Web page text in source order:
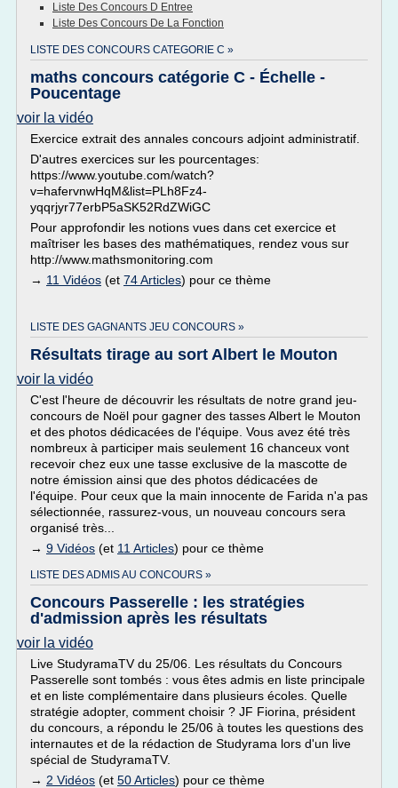
Liste Des Concours D Entree
Liste Des Concours De La Fonction
LISTE DES CONCOURS CATEGORIE C »
maths concours catégorie C - Échelle -
Poucentage
voir la vidéo
Exercice extrait des annales concours adjoint administratif.
D'autres exercices sur les pourcentages:
https://www.youtube.com/watch?
v=hafervnwHqM&list=PLh8Fz4-
yqqrjyr77erbP5aSK52RdZWiGC
Pour approfondir les notions vues dans cet exercice et
maîtriser les bases des mathématiques, rendez vous sur
http://www.mathsmonitoring.com
→ 11 Vidéos (et 74 Articles) pour ce thème
LISTE DES GAGNANTS JEU CONCOURS »
Résultats tirage au sort Albert le Mouton
voir la vidéo
C'est l'heure de découvrir les résultats de notre grand jeu-
concours de Noël pour gagner des tasses Albert le Mouton
et des photos dédicacées de l'équipe. Vous avez été très
nombreux à participer mais seulement 16 chanceux vont
recevoir chez eux une tasse exclusive de la mascotte de
notre émission ainsi que des photos dédicacées de
l'équipe. Pour ceux que la main innocente de Farida n'a pas
sélectionnée, rassurez-vous, un nouveau concours sera
organisé très...
→ 9 Vidéos (et 11 Articles) pour ce thème
LISTE DES ADMIS AU CONCOURS »
Concours Passerelle : les stratégies
d'admission après les résultats
voir la vidéo
Live StudyramaTV du 25/06. Les résultats du Concours
Passerelle sont tombés : vous êtes admis en liste principale
et en liste complémentaire dans plusieurs écoles. Quelle
stratégie adopter, comment choisir ? JF Fiorina, président
du concours, a répondu le 25/06 à toutes les questions des
internautes et de la rédaction de Studyrama lors d'un live
spécial de StudyramaTV.
→ 2 Vidéos (et 50 Articles) pour ce thème